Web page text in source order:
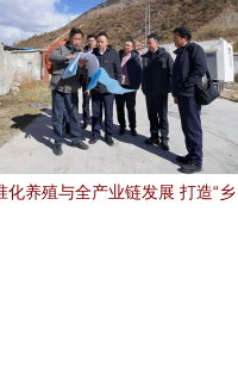
化养殖与全产业链发展 打造“乡